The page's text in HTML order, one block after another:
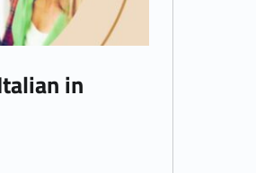
in